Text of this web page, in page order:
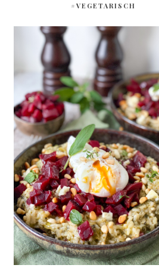
#VEGETARISCH